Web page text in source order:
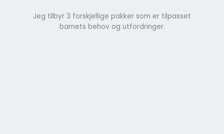
Jeg tilbyr 3 forskjellige pakker som er tilpasset
barnets behov og utfordringer.